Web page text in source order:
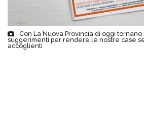
Con La Nuova Provincia di oggi
suggerimenti per rendere le nostre case
accoglienti